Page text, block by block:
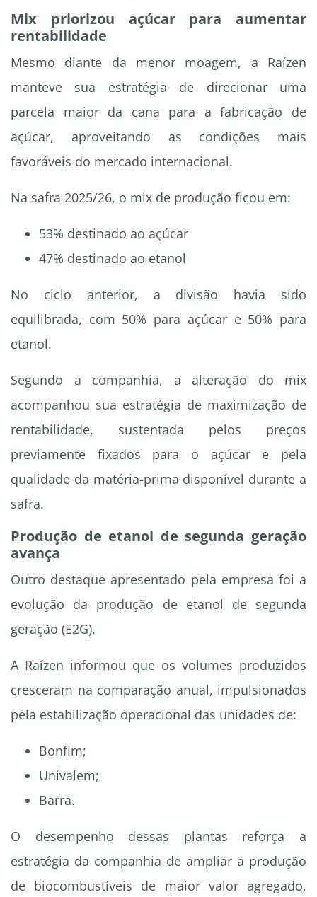
Mix priorizou açúcar para aumentar
rentabilidade
Mesmo diante da menor moagem, a Raízen
manteve sua estratégia de direcionar uma
parcela maior da cana para a fabricação de
açúcar, aproveitando as condições mais
favoráveis do mercado internacional.
Na safra 2025/26, o mix de produção ficou em:
53% destinado ao açúcar
47% destinado ao etanol
No ciclo anterior, a divisão havia sido
equilibrada, com 50% para açúcar e 50% para
etanol.
Segundo a companhia, a alteração do mix
acompanhou sua estratégia de maximização de
rentabilidade, sustentada pelos preços
previamente fixados para o açúcar e pela
qualidade da matéria-prima disponível durante a
safra.
Produção de etanol de segunda geração
avança
Outro destaque apresentado pela empresa foi a
evolução da produção de etanol de segunda
geração (E2G).
A Raízen informou que os volumes produzidos
cresceram na comparação anual, impulsionados
pela estabilização operacional das unidades de:
Bonfim;
Univalem;
Barra.
O desempenho dessas plantas reforça a
estratégia da companhia de ampliar a produção
de biocombustíveis de maior valor agregado,